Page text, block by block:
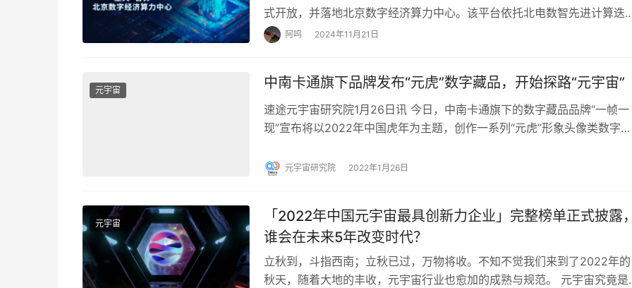
式开放，并落地北京数字经济算力中心。该平台依托北电数智先进计算迭
验证平台（即「前进·AI异构计算平台」）…
阿呜 2024年11月21日
元宇宙 中南卡通旗下品牌发布“元虎”数字藏品，开始探路“元宇宙”
速途元宇宙研究院1月26日讯 今日，中南卡通旗下的数字藏品品牌“一帧一
现”宣布将以2022年中国虎年为主题，创作一系列“元虎”形象头像类数字藏
元宇宙研究院 2022年1月26日
元宇宙
「2022年中国元宇宙最具创新力企业」完整榜单正式披露
谁会在未来5年改变时代？
立秋到，斗指西南；立秋已过，万物将收。不知不觉我们来到了2022年的
秋天，随着大地的丰收，元宇宙行业也愈加的成熟与规范。 元宇宙究竟是